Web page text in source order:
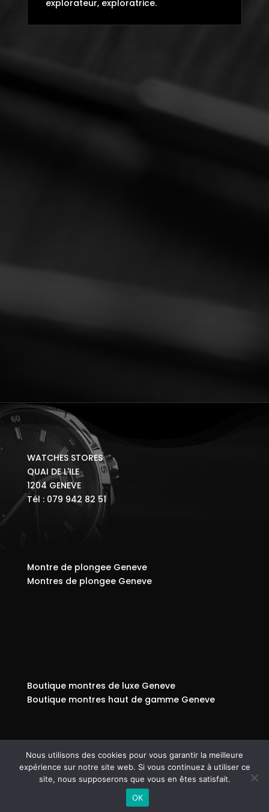
explorateur, exploratrice.
WATCHES STORES
QUAI DE L'ILE
1204 GENEVE
Tél : 079 942 82 51
Montre de plongee Geneve
Montres de plongee Geneve
Boutique montres de luxe Geneve
Boutique montres haut de gamme Geneve
© Copyright 808-Mentions légales - RGPD -
Protection de la vie privée - Gestion des cookies –
Médiateur de la consommation – Bloctel
Nous utilisons des cookies pour vous garantir la meilleure
expérience sur notre site web. Si vous continuez à utiliser ce
site, nous supposerons que vous en êtes satisfait.
OK